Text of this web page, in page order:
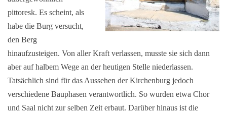
pittoresk. Es scheint, als
habe die Burg versucht,
den Berg
hinaufzusteigen. Von aller Kraft verlassen, musste sie sich dann
aber auf halbem Wege an der heutigen Stelle niederlassen.
Tatsächlich sind für das Aussehen der Kirchenburg jedoch
verschiedene Bauphasen verantwortlich. So wurden etwa Chor
und Saal nicht zur selben Zeit erbaut. Darüber hinaus ist die